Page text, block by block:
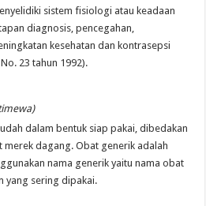
sistem fisiologi atau keadaan
diagnosis, pencegahan,
kesehatan dan kontrasepsi
23 tahun 1992).
dalam bentuk siap pakai, dibedakan
dagang. Obat generik adalah
nama generik yaitu nama obat
yang sering dipakai.